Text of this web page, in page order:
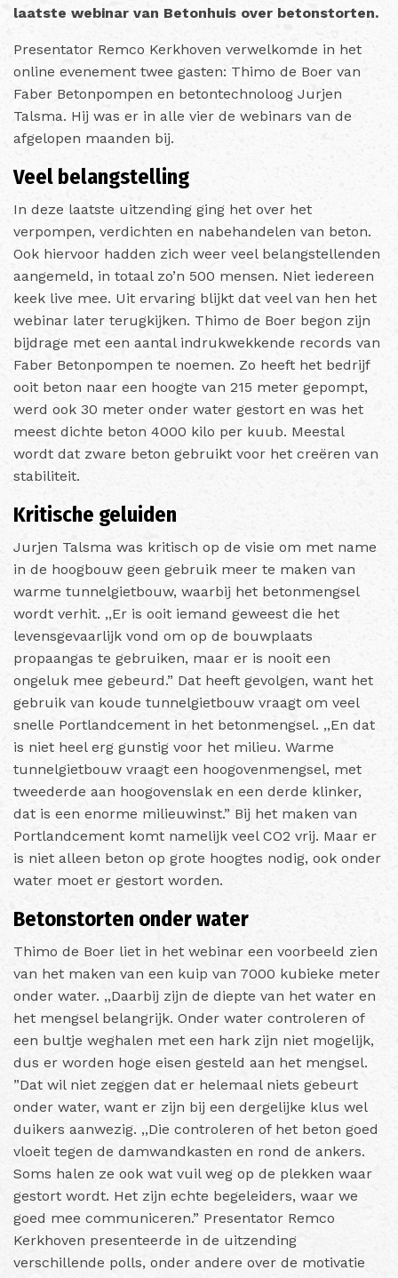
laatste webinar van Betonhuis over betonstorten.
Presentator Remco Kerkhoven verwelkomde in het
online evenement twee gasten: Thimo de Boer van
Faber Betonpompen en betontechnoloog Jurjen
Talsma. Hij was er in alle vier de webinars van de
afgelopen maanden bij.
Veel belangstelling
In deze laatste uitzending ging het over het
verpompen, verdichten en nabehandelen van beton.
Ook hiervoor hadden zich weer veel belangstellenden
aangemeld, in totaal zo’n 500 mensen. Niet iedereen
keek live mee. Uit ervaring blijkt dat veel van hen het
webinar later terugkijken. Thimo de Boer begon zijn
bijdrage met een aantal indrukwekkende records van
Faber Betonpompen te noemen. Zo heeft het bedrijf
ooit beton naar een hoogte van 215 meter gepompt,
werd ook 30 meter onder water gestort en was het
meest dichte beton 4000 kilo per kuub. Meestal
wordt dat zware beton gebruikt voor het creëren van
stabiliteit.
Kritische geluiden
Jurjen Talsma was kritisch op de visie om met name
in de hoogbouw geen gebruik meer te maken van
warme tunnelgietbouw, waarbij het betonmengsel
wordt verhit. ,,Er is ooit iemand geweest die het
levensgevaarlijk vond om op de bouwplaats
propaangas te gebruiken, maar er is nooit een
ongeluk mee gebeurd.” Dat heeft gevolgen, want het
gebruik van koude tunnelgietbouw vraagt om veel
snelle Portlandcement in het betonmengsel. ,,En dat
is niet heel erg gunstig voor het milieu. Warme
tunnelgietbouw vraagt een hoogovenmengsel, met
tweederde aan hoogovenslak en een derde klinker,
dat is een enorme milieuwinst.” Bij het maken van
Portlandcement komt namelijk veel CO2 vrij. Maar er
is niet alleen beton op grote hoogtes nodig, ook onder
water moet er gestort worden.
Betonstorten onder water
Thimo de Boer liet in het webinar een voorbeeld zien
van het maken van een kuip van 7000 kubieke meter
onder water. ,,Daarbij zijn de diepte van het water en
het mengsel belangrijk. Onder water controleren of
een bultje weghalen met een hark zijn niet mogelijk,
dus er worden hoge eisen gesteld aan het mengsel.
”Dat wil niet zeggen dat er helemaal niets gebeurt
onder water, want er zijn bij een dergelijke klus wel
duikers aanwezig. ,,Die controleren of het beton goed
vloeit tegen de damwandkasten en rond de ankers.
Soms halen ze ook wat vuil weg op de plekken waar
gestort wordt. Het zijn echte begeleiders, waar we
goed mee communiceren.” Presentator Remco
Kerkhoven presenteerde in de uitzending
verschillende polls, onder andere over de motivatie